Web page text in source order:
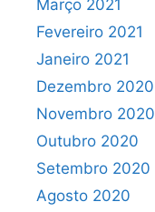
Março 2021
Fevereiro 2021
Janeiro 2021
Dezembro 2020
Novembro 2020
Outubro 2020
Setembro 2020
Agosto 2020